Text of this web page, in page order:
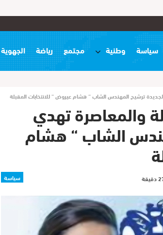
سياسة وطنية مجتمع رياضة الجهوية TV
ترشيح المهندس الشاب “ هشام عيروض “ للانتخابات المقبلة
والمعاصرة تهدي
الشاب “ هشام
سياسة